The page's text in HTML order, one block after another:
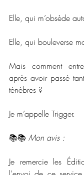
Elle, qui m’obsède
Elle, qui bouleverse
Mais comment
après avoir passé
ténèbres ?
Je m’appelle Trigger.
📚📚 Mon avis :
Je remercie les